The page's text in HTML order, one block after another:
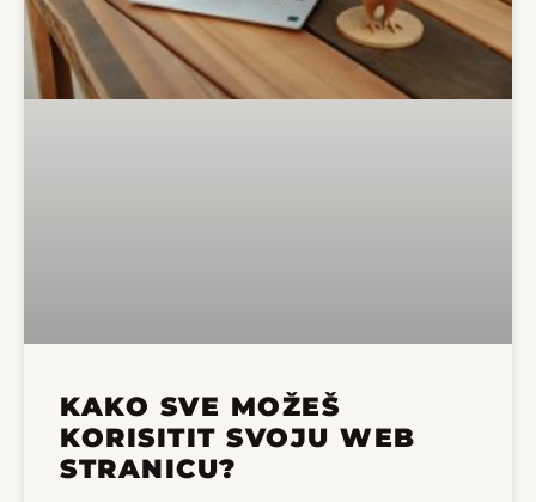
KAKO SVE MOŽEŠ
KORISITIT SVOJU WEB
STRANICU?